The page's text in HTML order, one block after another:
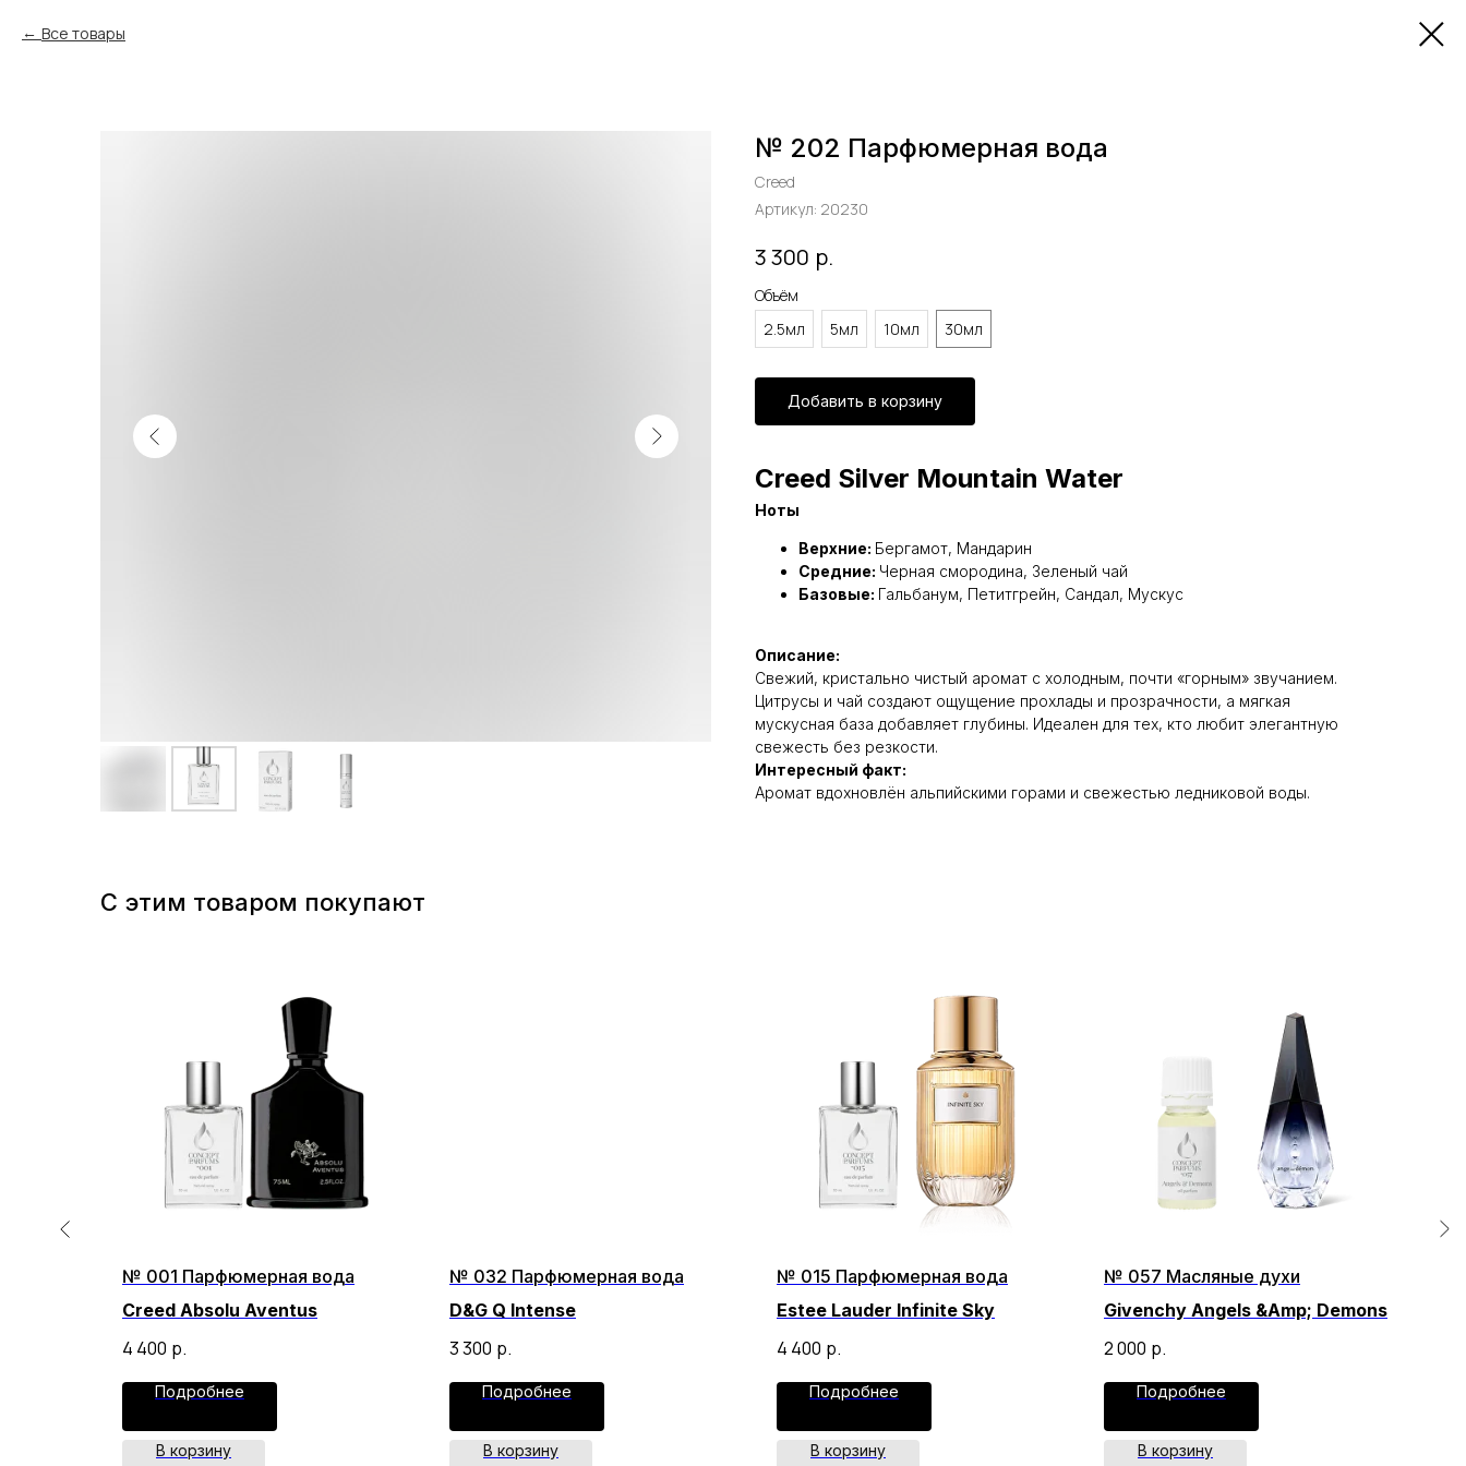
Все товары
№ 202 Парфюмерная вода
Creed
Артикул: 20230
3 300 р.
Объём
2.5мл
5мл 10мл 30мл
Добавить в корзину
Creed Silver Mountain Water
Ноты
Верхние: Бергамот, Мандарин
Средние: Черная смородина, Зеленый чай
Базовые: Гальбанум, Петитгрейн, Сандал, Мускус
Описание:
Свежий, кристально чистый аромат с холодным, почти «горным» звучанием.
Цитрусы и чай создают ощущение прохлады и прозрачности, а мягкая
мускусная база добавляет глубины. Идеален для тех, кто любит элегантную
свежесть без резкости.
Интересный факт:
Аромат вдохновлён альпийскими горами и свежестью ледниковой воды.
С этим товаром покупают
№ 001 Парфюмерная вода
Creed Absolu Aventus
4 400 р.
Подробнее
В корзину
№ 032 Парфюмерная вода
D&G Q Intense
3 300 р.
Подробнее
В корзину
№ 015 Парфюмерная вода
Estee Lauder Infinite Sky
4 400 р.
Подробнее
В корзину
№ 057 Масляные духи
Givenchy Angels &Amp; Demons
2 000 р.
Подробнее
В корзину